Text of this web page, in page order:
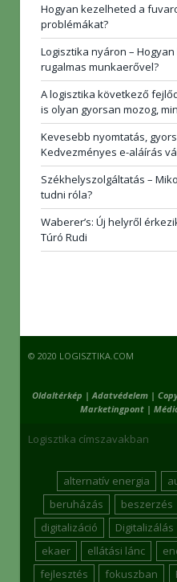
Hogyan kezelheted a
problémákat?
Logisztika nyáron –
rugalmas munkaerővel?
A logisztika következő
is olyan gyorsan mozog,
Kevesebb nyomtatás,
Kedvezményes e-aláírás
Székhelyszolgáltatás –
tudni róla?
Waberer’s: Új helyről
Túró Rudi
© 2020 LOGISZTIKA.COM
Oldaltérkép | Adatvédelem |
Marketingpont|
Logisztika címszavakban
alternatív energia
beruházás
beszerzés
digitalizáció
Digitalizálás
ekaer
ellátási lánc
fejlesztés
fokuszban